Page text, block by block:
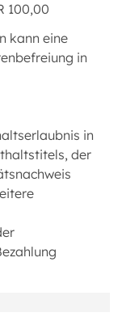
100,00
kann eine
in
in
der